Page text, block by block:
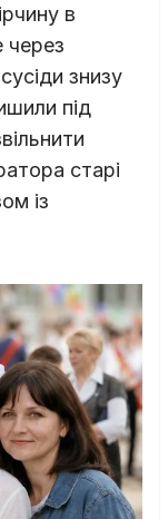
в
через
знизу
під
старі
із